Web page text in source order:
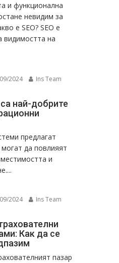
и функционална
невидим за
е SEO? SEO е
видимостта на
2024
Ins Team
най-добрите
предлагат
да повлияят
и
2024
Ins Team
Как да се
пазар